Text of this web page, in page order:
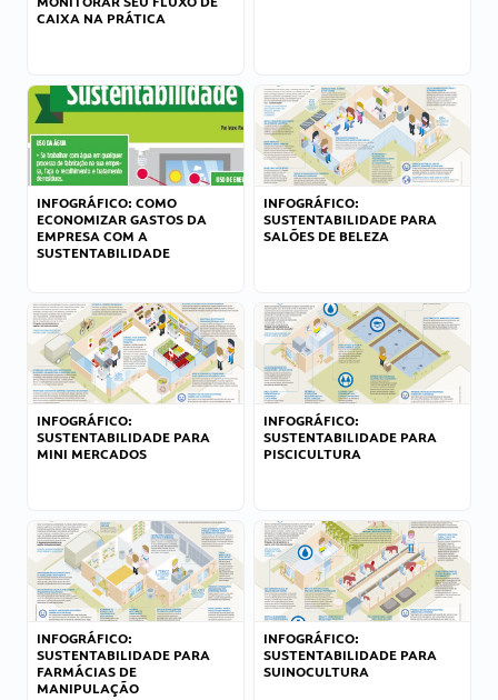
CAIXA NA PRÁTICA
INFOGRÁFICO: COMO
ECONOMIZAR GASTOS DA
EMPRESA COM A
SUSTENTABILIDADE
INFOGRÁFICO:
SUSTENTABILIDADE PARA
SALÕES DE BELEZA
INFOGRÁFICO:
SUSTENTABILIDADE PARA
MINI MERCADOS
INFOGRÁFICO:
SUSTENTABILIDADE PARA
PISCICULTURA
INFOGRÁFICO:
SUSTENTABILIDADE PARA
FARMÁCIAS DE
MANIPULAÇÃO
INFOGRÁFICO:
SUSTENTABILIDADE PARA
SUINOCULTURA